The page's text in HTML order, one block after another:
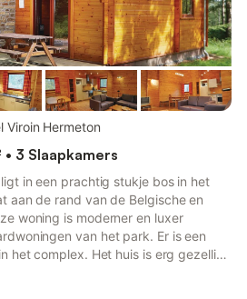
Viroin Hermeton
3 Slaapkamers
in een prachtig stukje bos in het
aan de rand van de Belgische en
woning is moderner en luxer
van het park. Er is een
het complex. Het huis is erg gezellig
de slaapkamers zijn comfortabel